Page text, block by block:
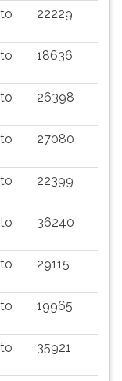
22229
18636
26398
27080
22399
36240
29115
19965
35921